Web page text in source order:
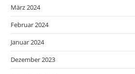
März 2024
Februar 2024
Januar 2024
Dezember 2023